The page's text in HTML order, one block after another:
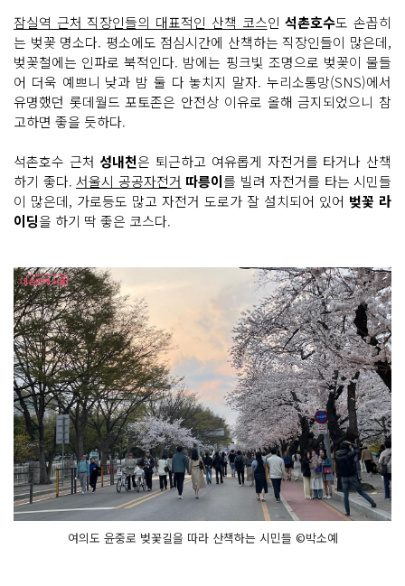
잠실역 근처 직장인들의 대표적인 산책 코스인석촌호수도 손꼽히
는 벚꽃 명소다. 평소에도 점심시간에 산책하는 직장인들이 많은데,
벚꽃철에는 인파로 북적인다. 밤에는 핑크빛 조명으로 벚꽃이 물들
어 더욱 예쁘니 낮과 밤 둘 다 놓치지 말자. 누리소통망(SNS)에서
유명했던 롯데월드 포토존은 안전상 이유로 올해 금지되었으니 참
고하면 좋을 듯하다.
석촌호수 근처 성내천은 퇴근하고 여유롭게 자전거를 타거나 산책
하기 좋다. 서울시 공공자전거 따릉이를 빌려 자전거를 타는 시민들
이 많은데, 가로등도 많고 자전거 도로가 잘 설치되어 있어 벚꽃 라
이딩을 하기 딱 좋은 코스다.
여의도 윤중로 벚꽃길을 따라 산책하는 시민들 ©박소예